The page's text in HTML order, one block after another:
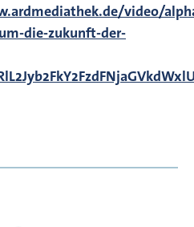
video/
die-zukunft-der-